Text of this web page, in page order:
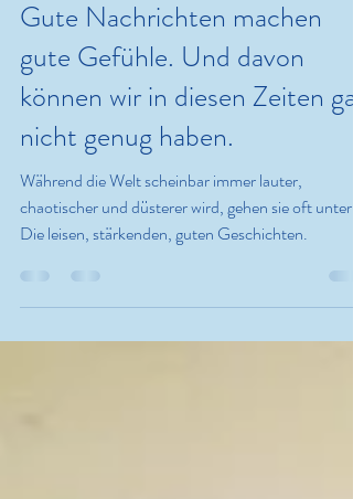
Christine Ubeda Cruz
Gute Nachrichten machen
gute Gefühle. Und davon
können wir in diesen Zeiten gar
nicht genug haben.
Während die Welt scheinbar immer lauter,
Die leisen, stärkenden, guten Geschichten.